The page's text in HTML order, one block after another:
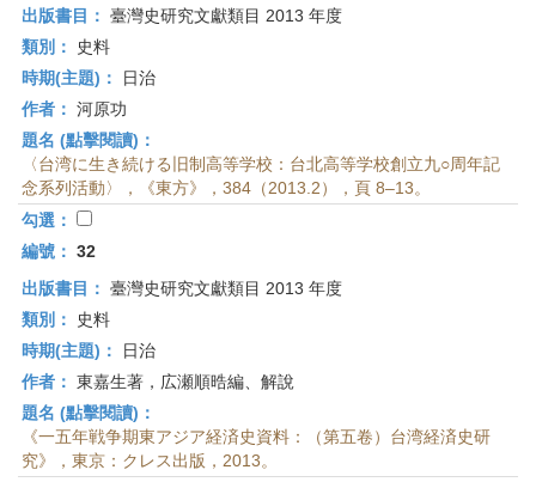
出版書目： 臺灣史研究文獻類目 2013 年度
類別：
史料
時期(主題)：
日治
作者： 河原功
題名 (點擊閱讀)：
〈台湾に生き続ける旧制高等学校：台北高等学校創立九○周年記
念系列活動〉，《東方》，384（2013.2），頁 8–13。
勾選：
編號： 32
出版書目： 臺灣史研究文獻類目 2013 年度
類別：
史料
時期(主題)：
日治
作者： 東嘉生著，広瀬順晧編、解說
題名 (點擊閱讀)：
《一五年戦争期東アジア経済史資料：（第五卷）台湾経済史研
究》，東京：クレス出版，2013。